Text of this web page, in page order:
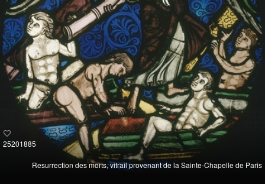
25201885
Resurrection des morts, vitrail provenant de la Sainte-Chapelle de Paris